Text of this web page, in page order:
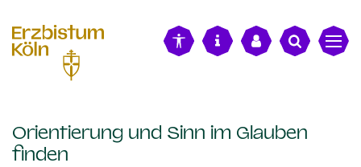
Orientierung und Sinn im Glauben
finden